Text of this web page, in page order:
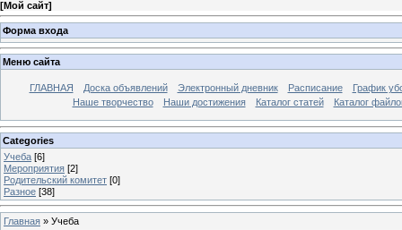
[Мой сайт]
Форма входа
Меню сайта
ГЛАВНАЯ Доска объявлений Электронный дневник Расписание
График
Наше творчество
Наши достижения Каталог статей Каталог
Categories
Учеба [6]
Мероприятия [2]
Родительский комитет [0]
Разное [38]
Главная » Учеба